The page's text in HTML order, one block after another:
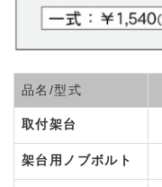
品名/型式
取付架台
架台用ノブボルト